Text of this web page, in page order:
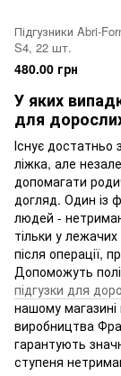
Підгузники Abri-
S4, 22 шт.
480.00 грн
У яких
для
Існує
ліжка, але
допомагати
догляд. Один із
людей -
тільки у
після операції,
Допоможуть
підгузки для
нашому магазині
виробництва
гарантують
ступеня